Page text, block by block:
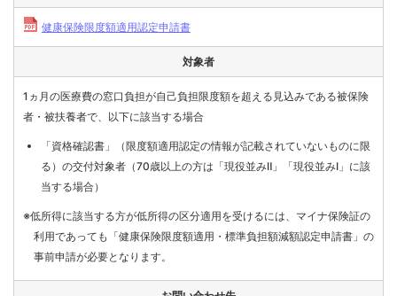
よくあ
る質問
FAQ
健康保険限度額適用認定申請書
対象者
1ヵ月の医療費の窓口負担が自己負担限度額を超える見込みである被保険
者・被扶養者で、以下に該当する場合
「資格確認書」（限度額適用認定の情報が記載されていないものに限
る）の交付対象者（70歳以上の方は「現役並みⅡ」「現役並みⅠ」に該
当する場合）
※低所得に該当する方が低所得の区分適用を受けるには、マイナ保険証の
利用であっても「健康保険限度額適用・標準負担額減額認定申請書」の
事前申請が必要となります。